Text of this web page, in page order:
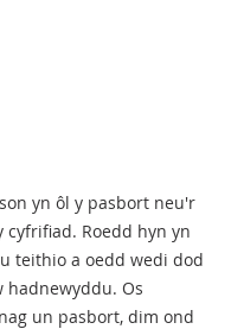
yn ôl y pasbort neu'r
cyfrifiad. Roedd hyn yn
teithio a oedd wedi dod
hadnewyddu. Os
un pasbort, dim ond